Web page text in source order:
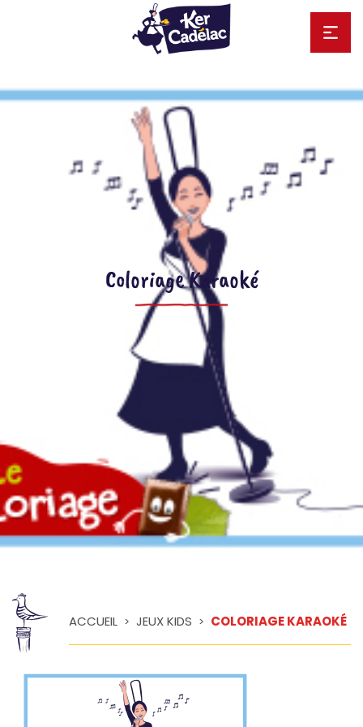
Coloriage Karaoké
ACCUEIL > JEUX KIDS > COLORIAGE KARAOKÉ